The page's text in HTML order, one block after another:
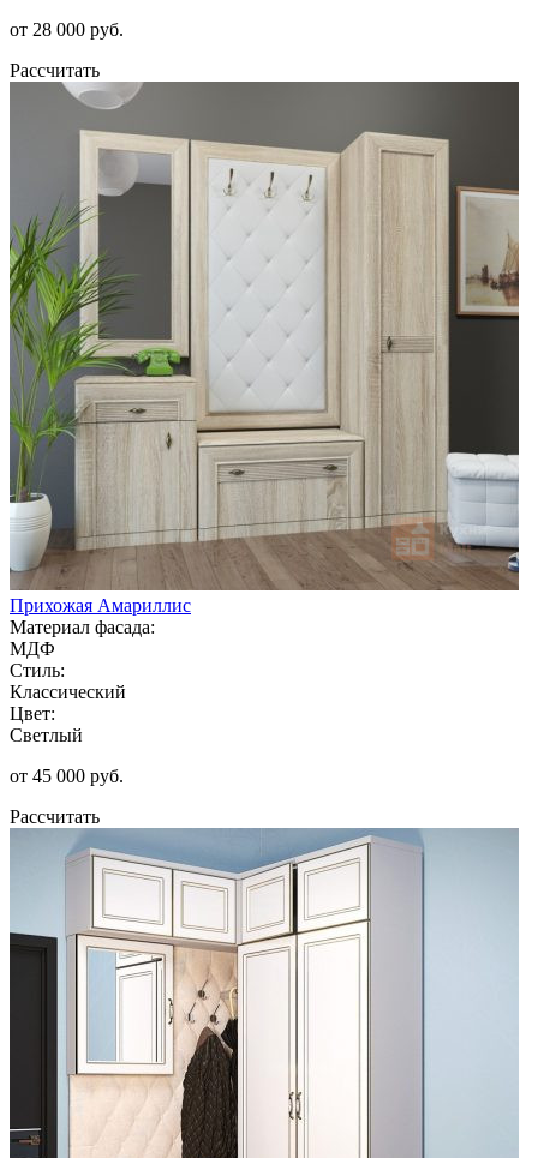
от 28 000 руб.
Рассчитать
Прихожая Амариллис
Материал фасада:
МДФ
Стиль:
Классический
Цвет:
Светлый
от 45 000 руб.
Рассчитать